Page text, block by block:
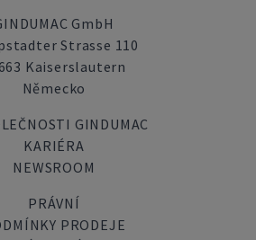
GmbH
Strasse 110
Kaiserslautern
Německo
GINDUMAC
KARIÉRA
NEWSROOM
PRÁVNÍ
PRODEJE